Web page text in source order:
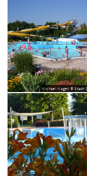
Michael Maget © Stadt